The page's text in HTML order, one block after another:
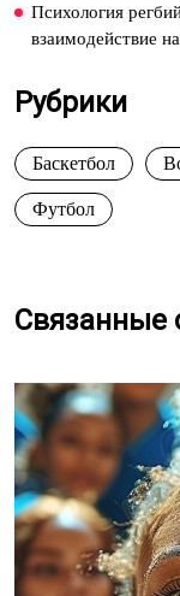
Психология
взаимодействие
Рубрики
Баскетбол
Футбол
Связанные